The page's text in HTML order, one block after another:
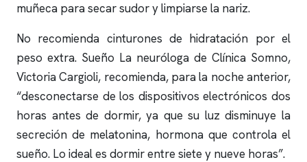
muñeca para secar sudor y limpiarse la nariz.
No recomienda cinturones de hidratación por el
peso extra. Sueño La neuróloga de Clínica Somno,
Victoria Cargioli, recomienda, para la noche anterior,
“desconectarse de los dispositivos electrónicos dos
horas antes de dormir, ya que su luz disminuye la
secreción de melatonina, hormona que controla el
sueño. Lo ideal es dormir entre siete y nueve horas”.